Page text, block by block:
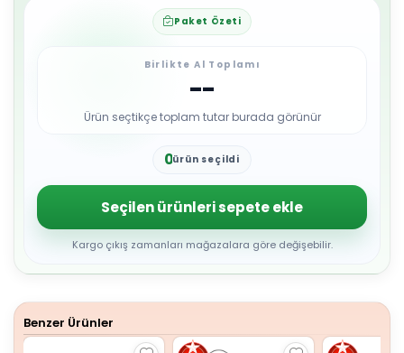
Paket Özeti
Birlikte Al Toplamı
--
Ürün seçtikçe toplam tutar burada görünür
0
2
3
4
5
6
8
ürün seçildi
Seçilen ürünleri sepete ekle
Kargo çıkış zamanları mağazalara göre değişebilir.
Benzer Ürünler